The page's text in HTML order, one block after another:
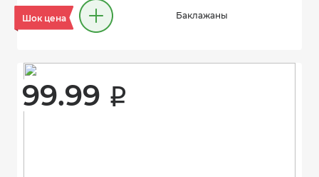
Шок цена Баклажаны
99.99 i